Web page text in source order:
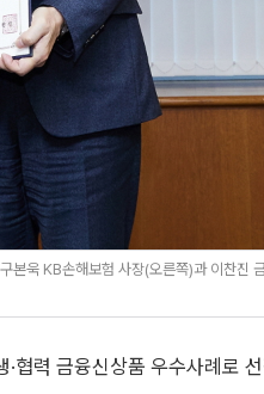
욱 KB손해보험 사장(오른쪽)과 이찬진
협력 금융신상품 우수사례로